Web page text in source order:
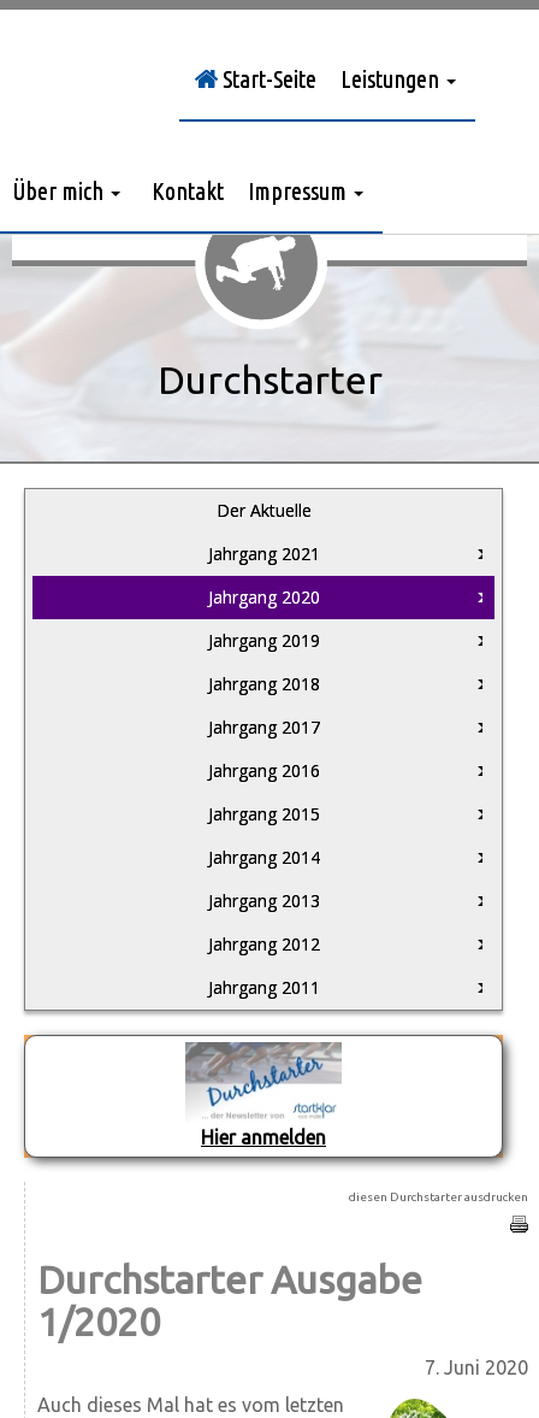
Start-Seite Leistungen
Über mich Kontakt Impressum
Durchstarter
Der Aktuelle
Jahrgang 2021
Jahrgang 2020
Jahrgang 2019
Jahrgang 2018
Jahrgang 2017
Jahrgang 2016
Jahrgang 2015
Jahrgang 2014
Jahrgang 2013
Jahrgang 2012
Jahrgang 2011
Hier anmelden
diesen Durchstarter ausdrucken
Durchstarter Ausgabe
1/2020
7. Juni 2020
Auch dieses Mal hat es vom letzten